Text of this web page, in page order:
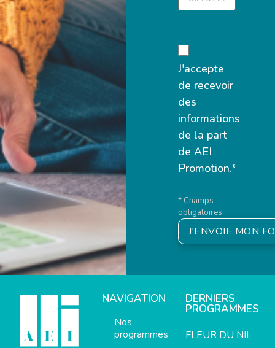
J'accepte
de recevoir
des
informations
de la part
de AEI
Promotion.*
* Champs
obligatoires
J'ENVOIE MON
NAVIGATION
Nos
programmes
DERNIERS
PROGRAMMES
FLEUR DU NIL